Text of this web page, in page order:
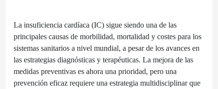
La insuficiencia cardíaca (IC) sigue siendo una de las
principales causas de morbilidad, mortalidad y costes para los
sistemas sanitarios a nivel mundial, a pesar de los avances en
las estrategias diagnósticas y terapéuticas. La mejora de las
medidas preventivas es ahora una prioridad, pero una
prevención eficaz requiere una estrategia multidisciplinar que